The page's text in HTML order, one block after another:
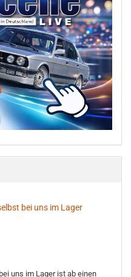
bei uns im Lager
uns im Lager ist ab einen